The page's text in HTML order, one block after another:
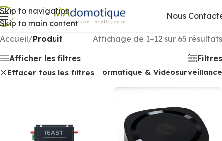
Skip to navigation
Skip to main content
Nous
Accueil/Produit
Affichage de 1–12 sur 65 résultats
Afficher les filtres
Filtres
Effacer tous les filtresRéseaux informatique & Vidéosurveillance